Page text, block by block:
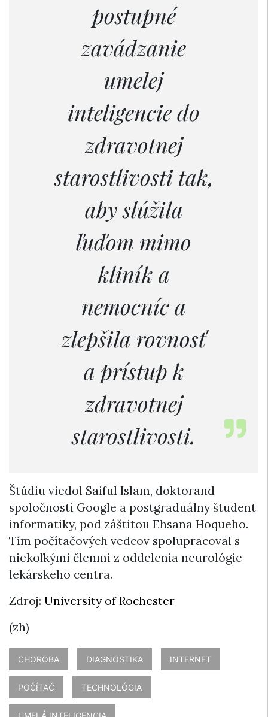
postupné
zavádzanie
umelej
inteligencie do
zdravotnej
starostlivosti tak,
aby slúžila
ľuďom mimo
kliník a
nemocníc a
zlepšila rovnosť
a prístup k
zdravotnej
starostlivosti.
Štúdiu viedol Saiful Islam, doktorand
spoločnosti Google a postgraduálny študent
informatiky, pod záštitou Ehsana Hoqueho.
Tím počítačových vedcov spolupracoval s
niekoľkými členmi z oddelenia neurológie
lekárskeho centra.
Zdroj: University of Rochester
(zh)
CHOROBA DIAGNOSTIKA INTERNET
POČÍTAČ TECHNOLÓGIA